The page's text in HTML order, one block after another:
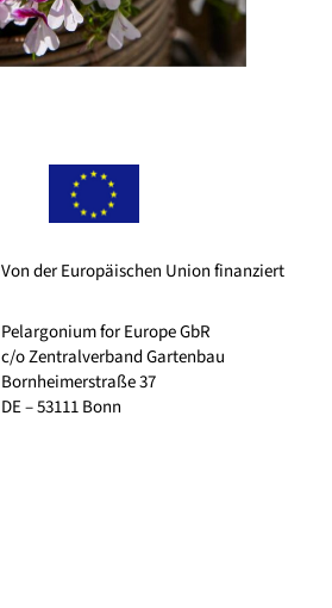
Von der Europäischen Union finanziert
Pelargonium for Europe GbR
c/o Zentralverband Gartenbau
Bornheimerstraße 37
DE – 53111 Bonn